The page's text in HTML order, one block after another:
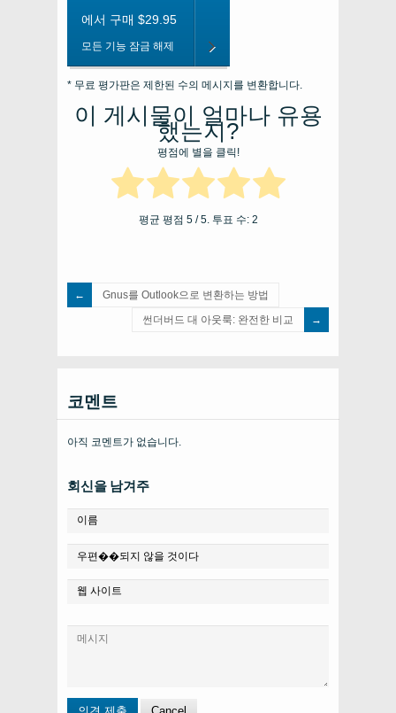
에서 구매 $29.95
모든 기능 잠금 해제
* 무료 평가판은 제한된 수의 메시지를 변환합니다.
이 게시물이 얼마나 유용
했는지?
평점에 별을 클릭!
평균 평점 5/ 5. 투표 수: 2
Gnus를 Outlook으로 변환하는 방법
썬더버드 대 아웃룩: 완전한 비교
코멘트
아직 코멘트가 없습니다.
회신을 남겨주